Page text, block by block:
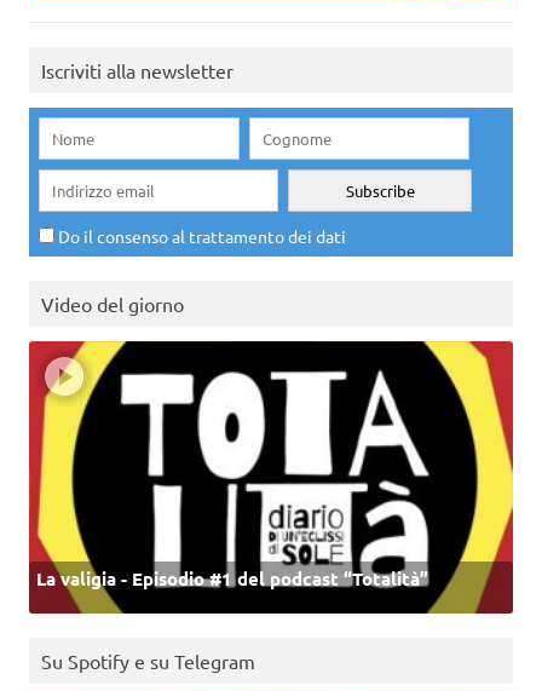
Iscriviti alla newsletter
Do il consenso al trattamento dei dati
Video del giorno
La valigia - Episodio #1 del podcast “Totalità”
Su Spotify e su Telegram